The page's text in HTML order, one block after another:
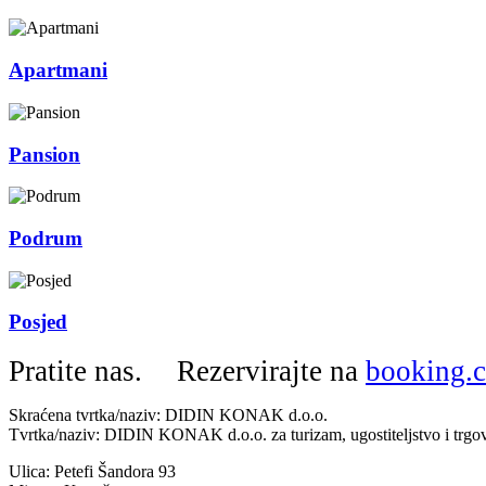
Apartmani
Pansion
Podrum
Posjed
Pratite nas. Rezervirajte na
Skraćena tvrtka/naziv: DIDIN KONAK d.o.o.
Tvrtka/naziv: DIDIN KONAK d.o.o. za turizam, ugostiteljstvo i
Ulica: Petefi Šandora 93